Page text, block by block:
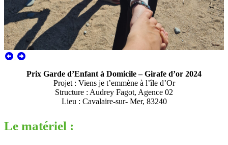
Prix Garde d’Enfant à Domicile – Girafe d’or 2024
Projet : Viens je t’emmène à l’île d’Or
Structure : Audrey Fagot, Agence 02
Lieu : Cavalaire-sur- Mer, 83240
Le matériel :